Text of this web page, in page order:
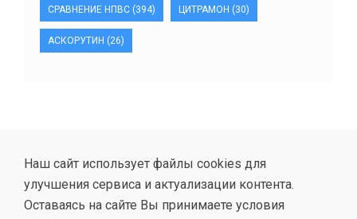
СРАВНЕНИЕ НПВС (394) ЦИТРАМОН (30)
АСКОРУТИН (26)
Наш сайт использует файлы cookies для
улучшения сервиса и актуализации контента.
Оставаясь на сайте Вы принимаете условия